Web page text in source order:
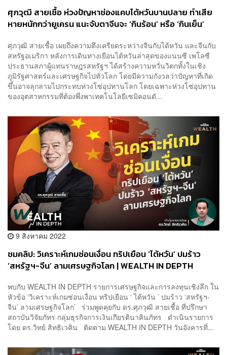
ศุภวุฒิ สายเชื้อ ห่วงปัญหาช่องแคบไต้หวันบานปลาย ทำเสีย
หายหนักกว่ายูเครน แนะจับตาจีนจะ ‘กินร้อน’ หรือ ‘กินเย็น’
ศุภวุฒิ สายเชื้อ เผยถึงความตึงเครียดระหว่างจีนกับไต้หวัน และจีนกับ
สหรัฐอเมริกา หลังการเดินทางเยือนไต้หวันล่าสุดของแนนซี เพโลซี
ประธานสภาผู้แทนราษฎรสหรัฐฯ ได้สร้างความหวั่นวิตกทั้งในเชิง
ภูมิรัฐศาสตร์และเศรษฐกิจไปทั่วโลก โดยมีความกังวลว่าปัญหาที่เกิด
ขึ้นอาจลุกลามไปกระทบห่วงโซ่อุปทานโลก โดยเฉพาะห่วงโซ่อุปทาน
ของอุตสาหกรรมที่ต้องพึ่งพาเทคโนโลยีเซมิคอนดั...
9 สิงหาคม 2022
ชมคลิป: วิเคราะห์เกมซ่อนเงื่อน ทริปเยือน ‘ไต้หวัน’ ปมร้าว
‘สหรัฐฯ-จีน’ ลามเศรษฐกิจโลก | WEALTH IN DEPTH
พบกับ WEALTH IN DEPTH รายการเศรษฐกิจและการลงทุนเชิงลึก ใน
หัวข้อ ‘วิเคราะห์เกมซ่อนเงื่อน ทริปเยือน ‘ ไต้หวัน ’ ปมร้าว ‘สหรัฐฯ-
จีน’ ลามเศรษฐกิจโลก’ ร่วมพูดคุยกับ ดร.ศุภวุฒิ สายเชื้อ ที่ปรึกษา
สถาบันวิจัยภัทร กลุ่มธุรกิจการเงินเกียรตินาคินภัทร ดำเนินรายการ
โดย ดร.วิทย์ สิทธิเวคิน ติดตาม WEALTH IN DEPTH วันอังคารที่...